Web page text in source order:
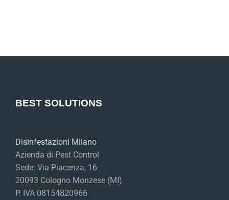
BEST SOLUTIONS
Disinfestazioni Milano
Azienda di Pest Control
Sede: Via Piacenza, 16
20093 Cologno Monzese (MI)
P. IVA 08154820966